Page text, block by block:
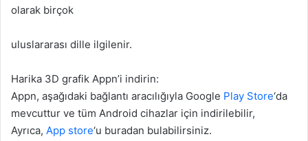
olarak birçok
uluslararası dille ilgilenir.
Harika 3D grafik Appn’i indirin:
Appn, aşağıdaki bağlantı aracılığıyla Google Play Store‘da
mevcuttur ve tüm Android cihazlar için indirilebilir,
Ayrıca, App store‘u buradan bulabilirsiniz.